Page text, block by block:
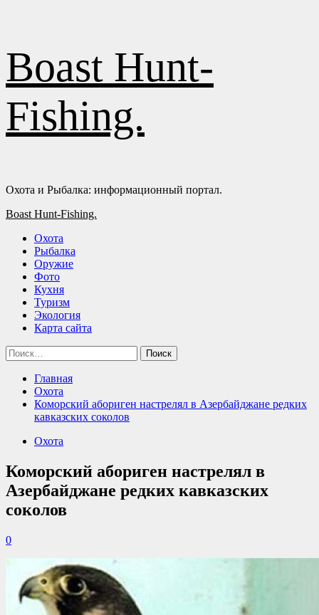
содержимому
Boast Hunt-
Fishing.
Охота и Рыбалка: информационный портал.
Основное
Boast Hunt-Fishing.
Охота
Рыбалка
Оружие
Фото
Кухня
Туризм
Экология
Карта сайта
Найти:
Главная
Охота
Коморский абориген настрелял в Азербайджане редких
кавказских соколов
Охота
Коморский абориген настрелял в
Азербайджане редких кавказских
соколов
0